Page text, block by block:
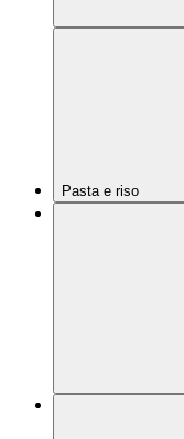
Pasta e riso